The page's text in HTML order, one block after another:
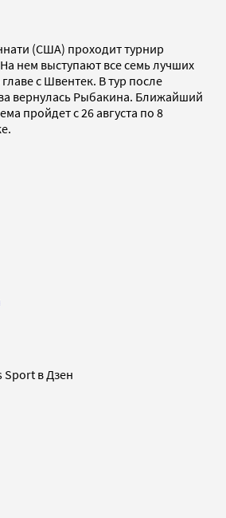
(США) проходит турнир
нем выступают все семь лучших
с Швентек. В тур после
вернулась Рыбакина. Ближайший
пройдет с 26 августа по 8
в Дзен